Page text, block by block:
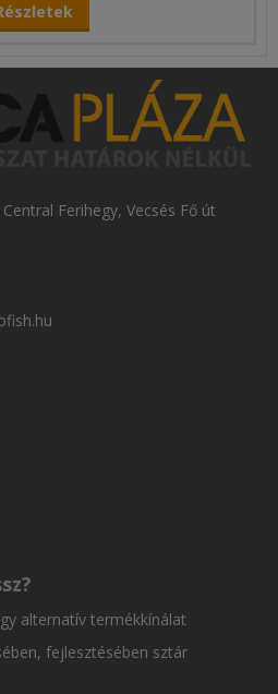
Ferihegy, Vecsés Fő út
alternatív termékkínálat
fejlesztésében sztár